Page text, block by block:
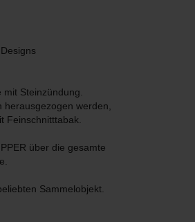
mit Steinzündung.
herausgezogen werden,
Feinschnitttabak.
über die gesamte
Sammelobjekt.